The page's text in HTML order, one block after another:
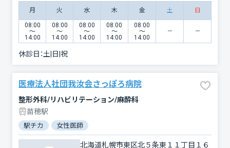
月 火 水 木 金 土 日
08:00
〜
14:00
08:00
〜
14:00
08:00
〜
14:00
08:00
〜
14:00
08:00
〜
14:00
休診日：土|日|祝
医療法人社団我汝会さっぽろ病院
整形外科/リハビリテーション/麻酔科
苗穂駅
駅チカ 女性医師
北海道札幌市東区北５条東１１丁目１６